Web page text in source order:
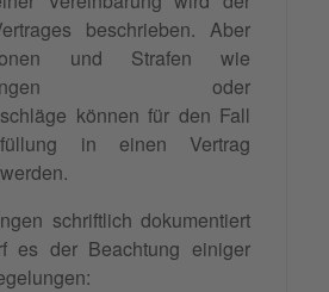
beschrieben. Aber
und Strafen wie
oder
können für den Fall
in einen Vertrag
schriftlich dokumentiert
es der Beachtung einiger